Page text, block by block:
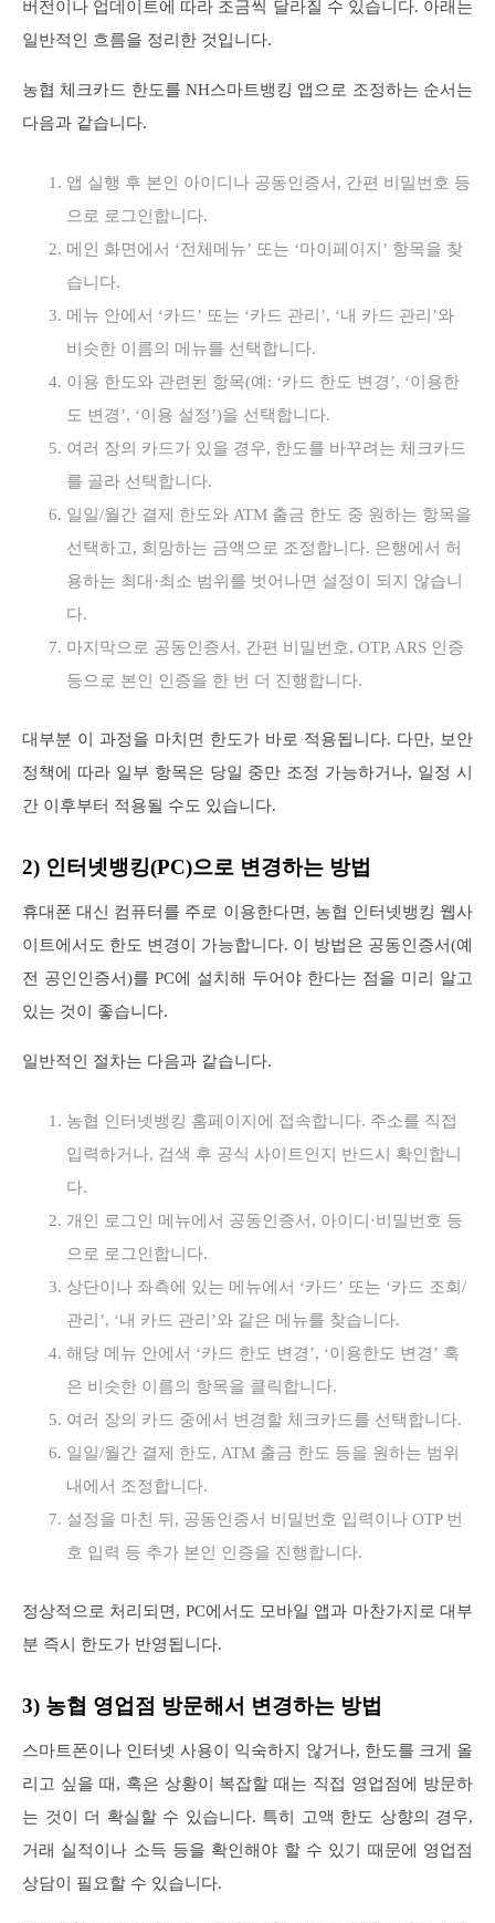
버전이나 업데이트에 따라 조금씩 달라질 수 있습니다. 아래는
일반적인 흐름을 정리한 것입니다.
농협 체크카드 한도를 NH스마트뱅킹 앱으로 조정하는 순서는
다음과 같습니다.
앱 실행 후 본인 아이디나 공동인증서, 간편 비밀번호 등
으로 로그인합니다.
메인 화면에서 ‘전체메뉴’ 또는 ‘마이페이지’ 항목을 찾
습니다.
메뉴 안에서 ‘카드’ 또는 ‘카드 관리’, ‘내 카드 관리’와
비슷한 이름의 메뉴를 선택합니다.
이용 한도와 관련된 항목(예: ‘카드 한도 변경’, ‘이용한
도 변경’, ‘이용 설정’)을 선택합니다.
여러 장의 카드가 있을 경우, 한도를 바꾸려는 체크카드
를 골라 선택합니다.
일일/월간 결제 한도와 ATM 출금 한도 중 원하는 항목을
선택하고, 희망하는 금액으로 조정합니다. 은행에서 허
용하는 최대·최소 범위를 벗어나면 설정이 되지 않습니
다.
마지막으로 공동인증서, 간편 비밀번호, OTP, ARS 인증
등으로 본인 인증을 한 번 더 진행합니다.
대부분 이 과정을 마치면 한도가 바로 적용됩니다. 다만, 보안
정책에 따라 일부 항목은 당일 중만 조정 가능하거나, 일정 시
간 이후부터 적용될 수도 있습니다.
2) 인터넷뱅킹(PC)으로 변경하는 방법
휴대폰 대신 컴퓨터를 주로 이용한다면, 농협 인터넷뱅킹 웹사
이트에서도 한도 변경이 가능합니다. 이 방법은 공동인증서(예
전 공인인증서)를 PC에 설치해 두어야 한다는 점을 미리 알고
있는 것이 좋습니다.
일반적인 절차는 다음과 같습니다.
농협 인터넷뱅킹 홈페이지에 접속합니다. 주소를 직접
입력하거나, 검색 후 공식 사이트인지 반드시 확인합니
다.
개인 로그인 메뉴에서 공동인증서, 아이디·비밀번호 등
으로 로그인합니다.
상단이나 좌측에 있는 메뉴에서 ‘카드’ 또는 ‘카드 조회/
관리’, ‘내 카드 관리’와 같은 메뉴를 찾습니다.
해당 메뉴 안에서 ‘카드 한도 변경’, ‘이용한도 변경’ 혹
은 비슷한 이름의 항목을 클릭합니다.
여러 장의 카드 중에서 변경할 체크카드를 선택합니다.
일일/월간 결제 한도, ATM 출금 한도 등을 원하는 범위
내에서 조정합니다.
설정을 마친 뒤, 공동인증서 비밀번호 입력이나 OTP 번
호 입력 등 추가 본인 인증을 진행합니다.
정상적으로 처리되면, PC에서도 모바일 앱과 마찬가지로 대부
분 즉시 한도가 반영됩니다.
3) 농협 영업점 방문해서 변경하는 방법
스마트폰이나 인터넷 사용이 익숙하지 않거나, 한도를 크게 올
리고 싶을 때, 혹은 상황이 복잡할 때는 직접 영업점에 방문하
는 것이 더 확실할 수 있습니다. 특히 고액 한도 상향의 경우,
거래 실적이나 소득 등을 확인해야 할 수 있기 때문에 영업점
상담이 필요할 수 있습니다.